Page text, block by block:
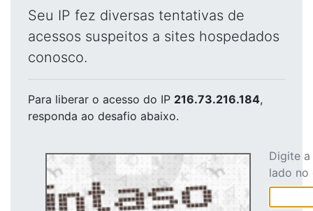
Seu IP fez diversas tentativas de
acessos suspeitos a sites hospedados
conosco.
Para liberar o acesso do IP 216.73.216.184,
responda ao desafio abaixo.
Digite
lado no